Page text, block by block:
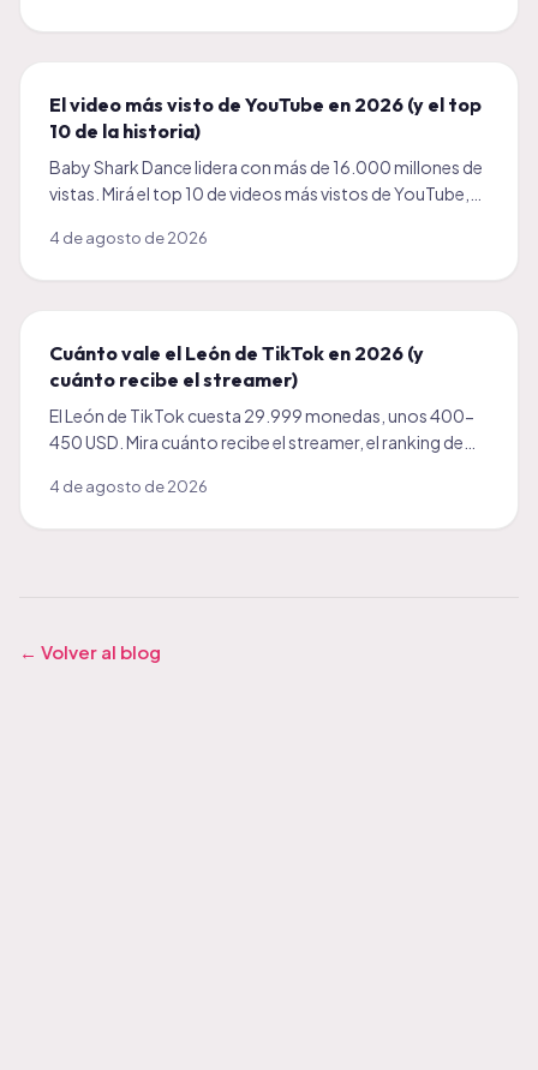
El video más visto de YouTube en 2026 (y el top
10 de la historia)
Baby Shark Dance lidera con más de 16.000 millones de
vistas. Mirá el top 10 de videos más vistos de YouTube,
4 de agosto de 2026
Cuánto vale el León de TikTok en 2026 (y
cuánto recibe el streamer)
El León de TikTok cuesta 29.999 monedas, unos 400-
450 USD. Mira cuánto recibe el streamer, el ranking de
4 de agosto de 2026
← Volver al blog